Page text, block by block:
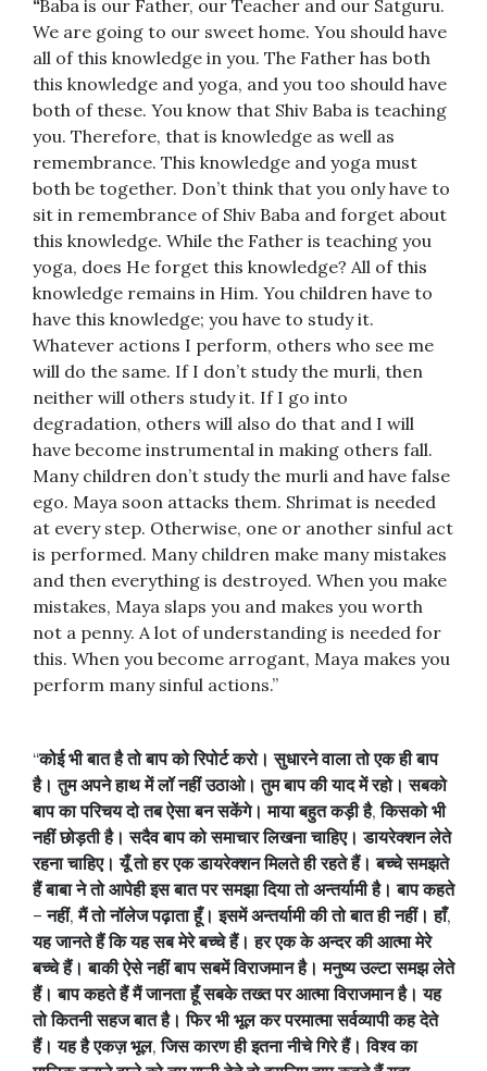
“Baba is our Father, our Teacher and our Satguru.
We are going to our sweet home. You should have
all of this knowledge in you. The Father has both
this knowledge and yoga, and you too should have
both of these. You know that Shiv Baba is teaching
you. Therefore, that is knowledge as well as
remembrance. This knowledge and yoga must
both be together. Don’t think that you only have to
sit in remembrance of Shiv Baba and forget about
this knowledge. While the Father is teaching you
yoga, does He forget this knowledge? All of this
knowledge remains in Him. You children have to
have this knowledge; you have to study it.
Whatever actions I perform, others who see me
will do the same. If I don’t study the murli, then
neither will others study it. If I go into
degradation, others will also do that and I will
have become instrumental in making others fall.
Many children don’t study the murli and have false
ego. Maya soon attacks them. Shrimat is needed
at every step. Otherwise, one or another sinful act
is performed. Many children make many mistakes
and then everything is destroyed. When you make
mistakes, Maya slaps you and makes you worth
not a penny. A lot of understanding is needed for
this. When you become arrogant, Maya makes you
perform many sinful actions.”
“कोई भी बात है तो बाप को रिपोर्ट करो। सुधारने वाला तो एक ही बाप
है। तुम अपने हाथ में लॉ नहीं उठाओ। तुम बाप की याद में रहो। सबको
बाप का परिचय दो तब ऐसा बन सकेंगे। माया बहुत कड़ी है,किसको भी
नहीं छोड़ती है। सदैव बाप को समाचार लिखना चाहिए। डायरेक्शन लेते
रहना चाहिए। यूँ तो हर एक डायरेक्शन मिलते ही रहते हैं। बच्चे समझते
हैं बाबा ने तो आपेही इस बात पर समझा दिया तो अन्तर्यामी है। बाप कहते
–नहीं,मैं तो नॉलेज पढ़ाता हूँ। इसमें अन्तर्यामी की तो बात ही नहीं। हाँ,
यह जानते हैं कि यह सब मेरे बच्चे हैं। हर एक के अन्दर की आत्मा मेरे
बच्चे हैं। बाकी ऐसे नहीं बाप सबमें विराजमान है। मनुष्य उल्टा समझ लेते
हैं। बाप कहते हैं मैं जानता हूँ सबके तख्त पर आत्मा विराजमान है। यह
तो कितनी सहज बात है। फिर भी भूल कर परमात्मा सर्वव्यापी कह देते
हैं। यह है एकज़ भूल,जिस कारण ही इतना नीचे गिरे हैं। विश्व का